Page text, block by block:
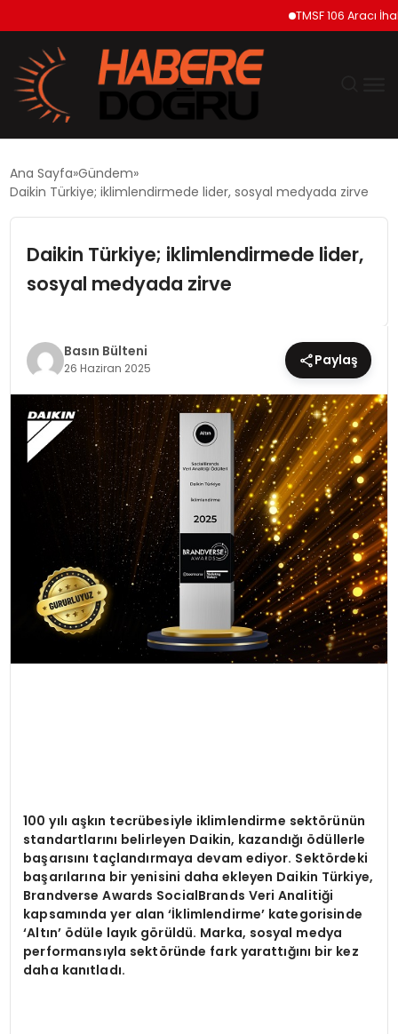
TMSF 106 Aracı
SİYASET
DÜNYA
TEKNOLOJİ
SPOR
EĞİTİM
MAGAZİN
YAŞAM
Ana Sayfa Gündem
Daikin Türkiye; iklimlendirmede lider, sosyal medyada zirve
Daikin Türkiye; iklimlendirmede lider,
sosyal medyada zirve
Basın Bülteni
26 Haziran 2025 Paylaş
100 yılı aşkın tecrübesiyle iklimlendirme sektörünün
standartlarını belirleyen Daikin, kazandığı ödüllerle
başarısını taçlandırmaya devam ediyor. Sektördeki
başarılarına bir yenisini daha ekleyen Daikin Türkiye,
Brandverse Awards SocialBrands Veri Analitiği
kapsamında yer alan ‘İklimlendirme’ kategorisinde
‘Altın’ ödüle layık görüldü. Marka, sosyal medya
performansıyla sektöründe fark yarattığını bir kez
daha kanıtladı.